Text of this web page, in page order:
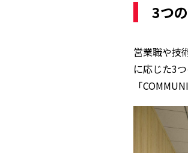
3つ
営業職や技
に応じた3
「